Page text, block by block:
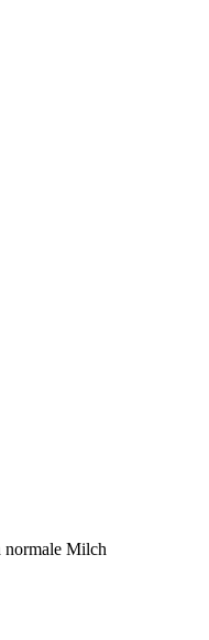
normale Milch